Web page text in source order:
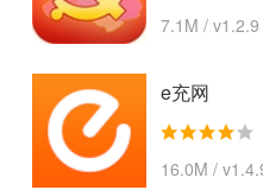
7.1M / v1.2.9
e充网
16.0M /